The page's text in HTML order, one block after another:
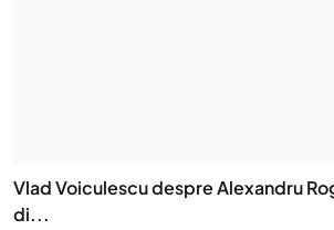
Vlad Voiculescu despre Alexandru
di...